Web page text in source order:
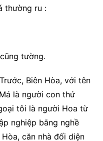
thường ru :
tường.
Biên Hòa, với tên
là người con thứ
tôi là người Hoa từ
nghiệp bằng nghề
căn nhà đối diện